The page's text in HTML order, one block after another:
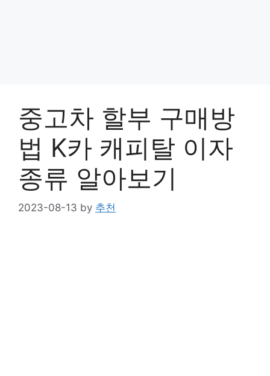
중고차 할부 구매방
법 K카 캐피탈 이자
종류 알아보기
2023-08-13 by 추천